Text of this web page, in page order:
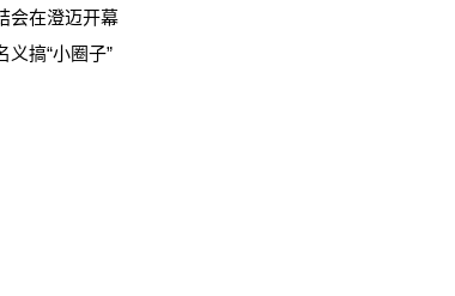
会在澄迈开幕
搞“小圈子”